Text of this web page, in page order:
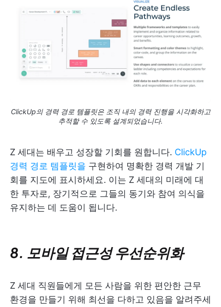
ClickUp의 경력 경로 템플릿은 조직 내의 경력 진행을 시각화하고
추적할 수 있도록 설계되었습니다.
Z 세대는 배우고 성장할 기회를 원합니다. ClickUp
경력 경로 템플릿을 구현하여 명확한 경력 개발 기
회를 지도에 표시하세요. 이는 Z 세대의 미래에 대
한 투자로, 장기적으로 그들의 동기와 참여 의식을
유지하는 데 도움이 됩니다.
8. 모바일 접근성 우선순위화
Z 세대 직원들에게 모든 사람을 위한 편안한 근무
환경을 만들기 위해 최선을 다하고 있음을 알려주세